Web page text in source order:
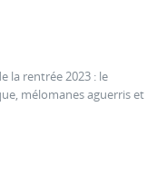
la rentrée 2023 : le
mélomanes aguerris et